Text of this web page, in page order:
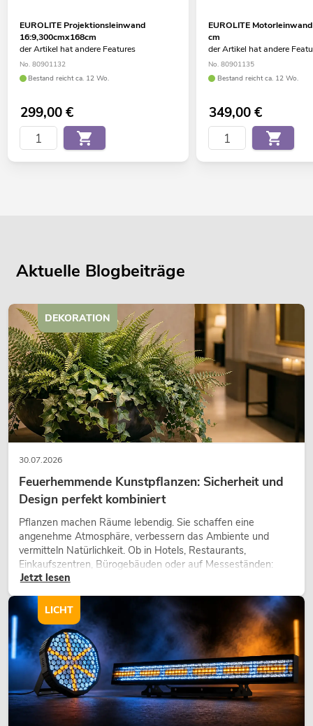
EUROLITE Projektionsleinwand
16:9,300cmx168cm
der Artikel hat andere Features
No. 80901132
Bestand reicht ca. 12 Wo.
299,00€
EUROLITE
cm
der Artikel hat andere
No. 80901135
Bestand reicht ca. 12 Wo.
349,00€
Aktuelle Blogbeiträge
30.07.2026
Feuerhemmende Kunstpflanzen: Sicherheit und
Design perfekt kombiniert
Pflanzen machen Räume lebendig. Sie schaffen eine
angenehme Atmosphäre, verbessern das Ambiente und
vermitteln Natürlichkeit. Ob in Hotels, Restaurants,
Einkaufszentren, Bürogebäuden oder auf Messeständen:
eine hochwertige Begrünung gehört heute längst zum
Jetzt lesen
DEKORATION
LICHT